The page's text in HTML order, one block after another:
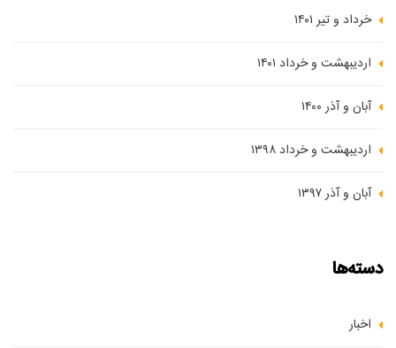
خرداد و تیر ۱۴۰۱
اردیبهشت و خرداد ۱۴۰۱
آبان و آذر ۱۴۰۰
اردیبهشت و خرداد ۱۳۹۸
آبان و آذر ۱۳۹۷
دسته‌ها
اخبار